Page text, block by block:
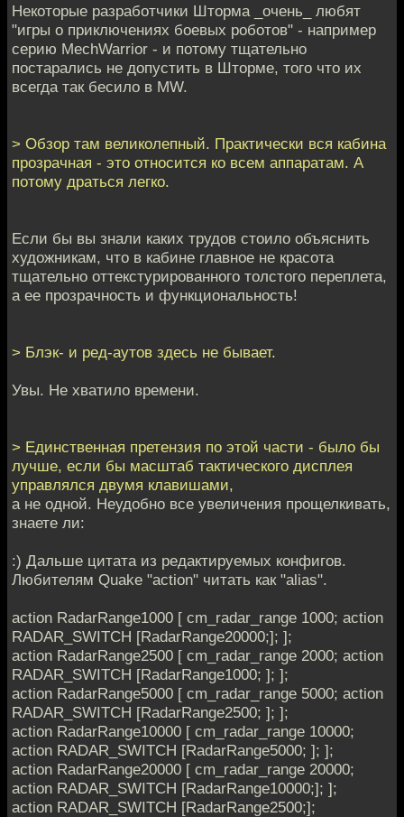
Некоторые разработчики Шторма _очень_ любят
"игры о приключениях боевых роботов" - например
серию MechWarrior - и потому тщательно
постарались не допустить в Шторме, того что их
всегда так бесило в MW.
> Обзор там великолепный. Практически вся кабина
прозрачная - это относится ко всем аппаратам. А
потому драться легко.
Если бы вы знали каких трудов стоило объяснить
художникам, что в кабине главное не красота
тщательно оттекстурированного толстого переплета,
а ее прозрачность и функциональность!
> Блэк- и ред-аутов здесь не бывает.
Увы. Не хватило времени.
> Единственная претензия по этой части - было бы
лучше, если бы масштаб тактического дисплея
управлялся двумя клавишами,
а не одной. Неудобно все увеличения прощелкивать,
знаете ли:
:) Дальше цитата из редактируемых конфигов.
Любителям Quake "action" читать как "alias".
action RadarRange1000 [ cm_radar_range 1000; action
RADAR_SWITCH [RadarRange20000;]; ];
action RadarRange2500 [ cm_radar_range 2000; action
RADAR_SWITCH [RadarRange1000; ]; ];
action RadarRange5000 [ cm_radar_range 5000; action
RADAR_SWITCH [RadarRange2500; ]; ];
action RadarRange10000 [ cm_radar_range 10000;
action RADAR_SWITCH [RadarRange5000; ]; ];
action RadarRange20000 [ cm_radar_range 20000;
action RADAR_SWITCH [RadarRange10000;]; ];
action RADAR_SWITCH [RadarRange2500;];